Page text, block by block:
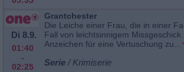
Di 8.9.
01:40
-
02:25
Grantchester
Die Leiche einer Frau, die in einer
Fall von leichtsinnigem
Anzeichen für eine Vertuschung zu...
Serie / Krimiserie